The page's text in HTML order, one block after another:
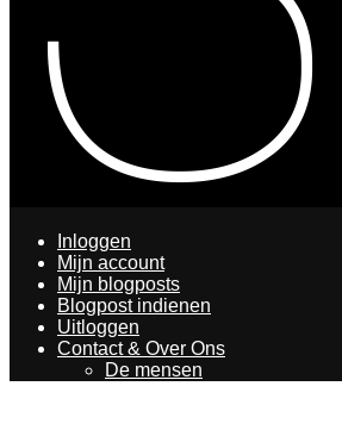
Inloggen
Mijn account
Mijn blogposts
Blogpost indienen
Uitloggen
Contact & Over Ons
De mensen